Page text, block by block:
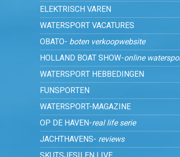
ELEKTRISCH VAREN
WATERSPORT VACATURES
OBATO- boten verkoopwebsite
HOLLAND BOAT SHOW-online
WATERSPORT HEBBEDINGEN
FUNSPORTEN
WATERSPORT-MAGAZINE
OP DE HAVEN-real life serie
JACHTHAVENS- reviews